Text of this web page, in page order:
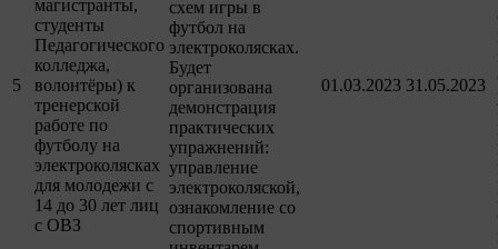
5
магистранты,
студенты
Педагогического
колледжа,
волонтёры) к
тренерской
работе по
футболу на
электроколясках
для молодежи с
14 до 30 лет лиц
с ОВЗ
схем игры в
футбол на
электроколясках.
Будет
организована
демонстрация
практических
упражнений:
управление
электроколяской,
ознакомление со
спортивным
01.03.2023 31.05.2023